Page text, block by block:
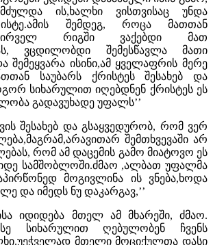
ის,ხალხი ვისთვისაც უნდა
შემდეგ, როცა მათთან
რიგში ვაქებდი მათ
ვცდილობდი შემესწავლა მათი
შემეყვარა ისინი,ამ ყველაფრის მერე
საუბარს ქრისტეს შესახებ და
სიხარულით იღებდნენ ქრისტეს ეს
გადავუხადე უფალს’’
შესახებ და გსაყვედურობ, რომ ვერ
შემთხვევაში არ
რომ ამ დაცემის გამო მიატოვო ეს
სამშობლოში.ძმაო ,ალბათ უფალმა
მოგივლინა ის ვნება,ხოდა
და იმედს ნუ დაკარგავ,’’
იდიდება მთელ ამ მხარეში, ძმაო.
სიხარულით ღებულობენ ჩვენს
მთელი მოციქულთა დასი